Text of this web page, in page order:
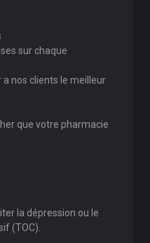
sur chaque
nos clients le meilleur
que votre pharmacie
la dépression ou le
(TOC).